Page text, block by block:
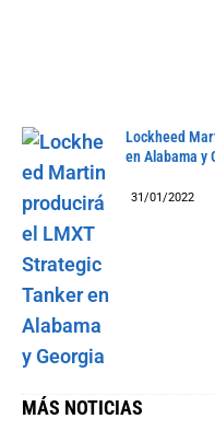
Lockheed
en Alabama y
31/01/2022
MÁS NOTICIAS